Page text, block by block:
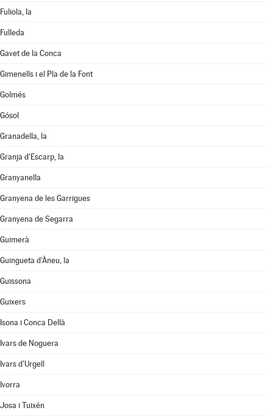
Fuliola, la
Fulleda
Gavet de la Conca
Gimenells i el Pla de la Font
Golmés
Gósol
Granadella, la
Granja d'Escarp, la
Granyanella
Granyena de les Garrigues
Granyena de Segarra
Guimerà
Guingueta d'Àneu, la
Guissona
Guixers
Isona i Conca Dellà
Ivars de Noguera
Ivars d'Urgell
Ivorra
Josa i Tuixén